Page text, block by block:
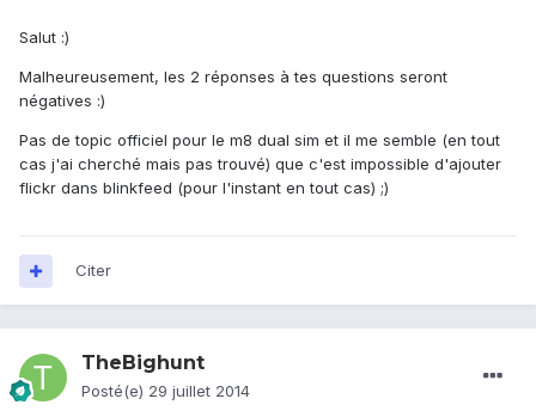
Salut :)
Malheureusement, les 2 réponses à tes questions seront
négatives :)
Pas de topic officiel pour le m8 dual sim et il me semble (en tout
cas j'ai cherché mais pas trouvé) que c'est impossible d'ajouter
flickr dans blinkfeed (pour l'instant en tout cas) ;)
Citer
TheBighunt
Posté(e) 29 juillet 2014